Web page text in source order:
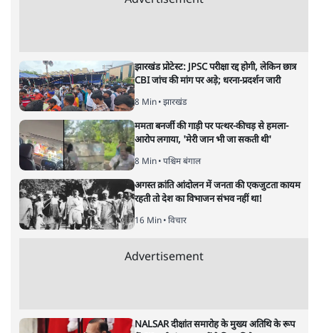
भारत–यूरोप संवाद: दूरदर्शी रणनीति या
हालात से उपजा मोड़?
विश्लेषण| सतीश झा| 29 JAN, 2026
भारत ईयू मुक्त व्यापार समझौताः ईयू अध्यक्ष उर्सुला वॉन डेर लेयेन और
पीएम मोदी
सतीश झा
भारत-यूरोपीय संघ मुक्त व्यापार समझौताः क्या यूरोप की ओर भारत